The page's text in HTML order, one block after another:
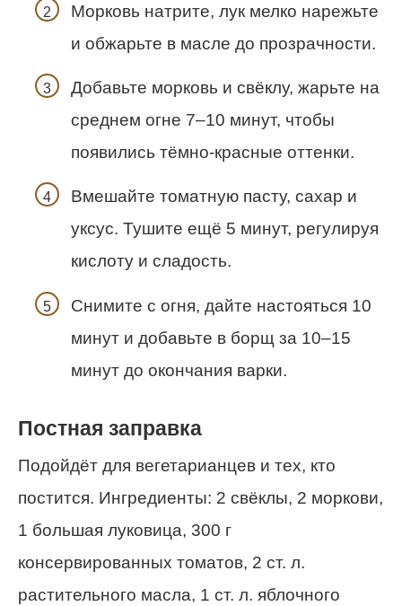
Морковь натрите, лук мелко нарежьте
и обжарьте в масле до прозрачности.
Добавьте морковь и свёклу, жарьте на
среднем огне 7–10 минут, чтобы
появились тёмно-красные оттенки.
Вмешайте томатную пасту, сахар и
уксус. Тушите ещё 5 минут, регулируя
кислоту и сладость.
Снимите с огня, дайте настояться 10
минут и добавьте в борщ за 10–15
минут до окончания варки.
Постная заправка
Подойдёт для вегетарианцев и тех, кто
постится. Ингредиенты: 2 свёклы, 2 моркови,
1 большая луковица, 300 г
консервированных томатов, 2 ст. л.
растительного масла, 1 ст. л. яблочного